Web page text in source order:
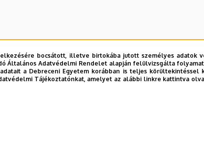
bocsátott, illetve birtokába jutott személyes adatok
Általános Adatvédelmi Rendelet alapján felülvizsgálta
a Debreceni Egyetem korábban is teljes
Tájékoztatónkat, amelyet az alábbi linkre kattintva